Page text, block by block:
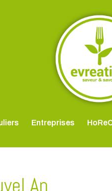
Entreprises
An